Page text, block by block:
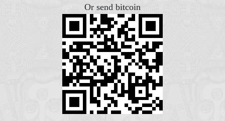
Or send bitcoin